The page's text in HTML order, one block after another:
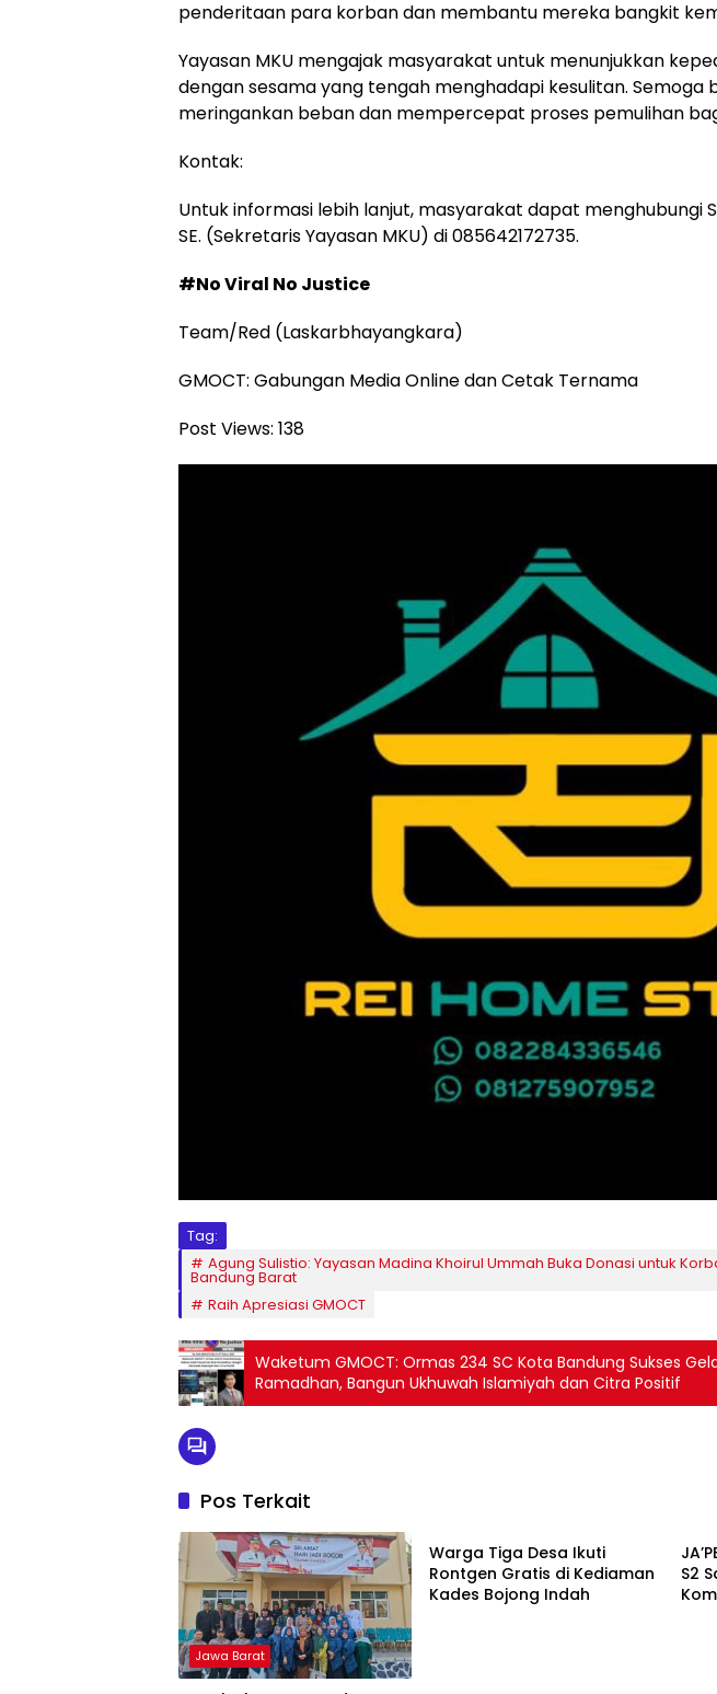
penderitaan para korban dan membantu mereka bangkit
Yayasan MKU mengajak masyarakat untuk menunjukkan
dengan sesama yang tengah menghadapi kesulitan. Semoga
meringankan beban dan mempercepat proses pemulihan
Kontak:
Untuk informasi lebih lanjut, masyarakat dapat menghubungi
SE. (Sekretaris Yayasan MKU) di 085642172735.
#No Viral No Justice
Team/Red (Laskarbhayangkara)
GMOCT: Gabungan Media Online dan Cetak Ternama
Post Views: 138
Tag:
Agung Sulistio: Yayasan Madina Khoirul Ummah Buka Donasi untuk
Bandung Barat
Raih Apresiasi GMOCT
Waketum GMOCT: Ormas 234 SC Kota Bandung Sukses
Ramadhan, Bangun Ukhuwah Islamiyah dan Citra Positif
Pos Terkait
Jawa Barat
Warga Tiga Desa Ikuti
Rontgen Gratis di Kediaman
Kades Bojong Indah
S2